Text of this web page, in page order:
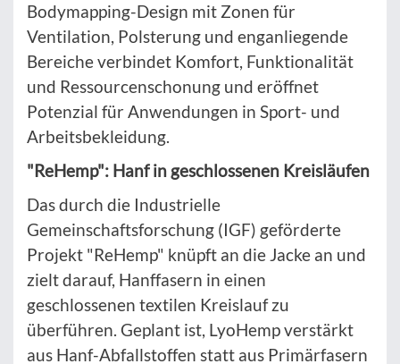
Bodymapping-Design mit Zonen für
Ventilation, Polsterung und enganliegende
Bereiche verbindet Komfort, Funktionalität
und Ressourcenschonung und eröffnet
Potenzial für Anwendungen in Sport- und
Arbeitsbekleidung.
"ReHemp": Hanf in geschlossenen Kreisläufen
Das durch die Industrielle
Gemeinschaftsforschung (IGF) geförderte
Projekt "ReHemp" knüpft an die Jacke an und
zielt darauf, Hanffasern in einen
geschlossenen textilen Kreislauf zu
überführen. Geplant ist, LyoHemp verstärkt
aus Hanf-Abfallstoffen statt aus Primärfasern